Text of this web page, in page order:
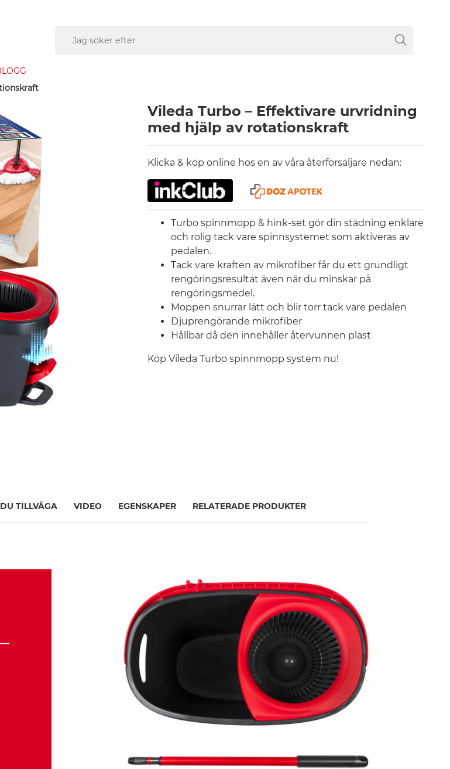
Vileda Turbo – Effektivare urvridning
med hjälp av rotationskraft
Klicka & köp online hos en av våra återförsäljare nedan:
Turbo spinnmopp & hink-set gör din städning enklare
och rolig tack vare spinnsystemet som aktiveras av
pedalen.
Tack vare kraften av mikrofiber får du ett grundligt
rengöringsresultat även när du minskar på
rengöringsmedel.
Moppen snurrar lätt och blir torr tack vare pedalen
Djuprengörande mikrofiber
Hållbar då den innehåller återvunnen plast
Köp Vileda Turbo spinnmopp system nu!
TILLVÄGA VIDEO EGENSKAPER RELATERADE PRODUKTER